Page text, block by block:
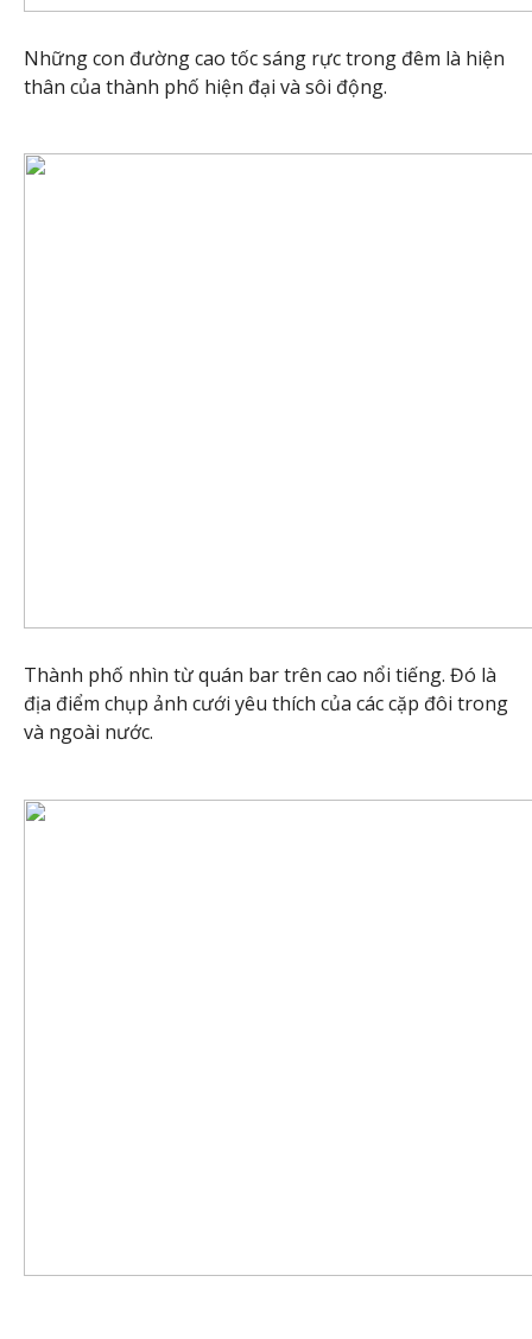
Những con đường cao tốc sáng rực trong đêm là hiện
thân của thành phố hiện đại và sôi động.
Thành phố nhìn từ quán bar trên cao nổi tiếng. Đó là
địa điểm chụp ảnh cưới yêu thích của các cặp đôi trong
và ngoài nước.